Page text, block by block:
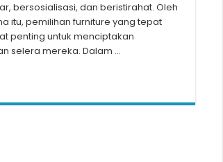
bersosialisasi, dan beristirahat. Oleh
itu, pemilihan furniture yang tepat
penting untuk menciptakan
selera mereka. Dalam …